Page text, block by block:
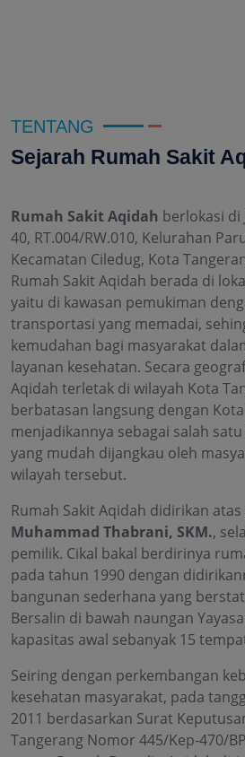
TENTANG
Sejarah Rumah Sakit
Rumah Sakit Aqidah berlokasi di
40, RT.004/RW.010, Kelurahan
Kecamatan Ciledug, Kota
Rumah Sakit Aqidah berada di
yaitu di kawasan pemukiman
transportasi yang memadai,
kemudahan bagi masyarakat
layanan kesehatan. Secara
Aqidah terletak di wilayah Kota
berbatasan langsung dengan
menjadikannya sebagai salah
yang mudah dijangkau oleh
wilayah tersebut.
Rumah Sakit Aqidah didirikan atas
Muhammad Thabrani, SKM.,
pemilik. Cikal bakal berdirinya
pada tahun 1990 dengan
bangunan sederhana yang
Bersalin di bawah naungan
kapasitas awal sebanyak 15
Seiring dengan perkembangan
kesehatan masyarakat, pada
2011 berdasarkan Surat
Tangerang Nomor 445/Kep-470/